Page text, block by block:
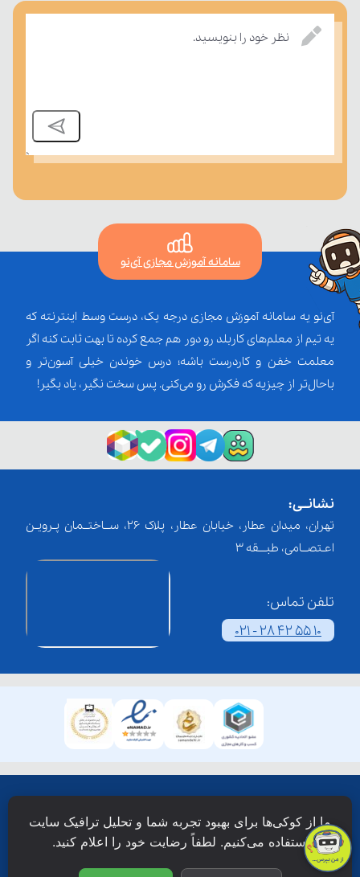
نظر خود را بنویسید.
سامانه آموزش مجازی آی‌نو
آی‌نو یه سامانه آموزش مجازی درجه یک، درست وسط اینترنته که
یه تیم از معلم‌‌های کاربلد رو دور هم جمع کرده تا بهت ثابت کنه اگر
معلمت خفن و کاردرست باشه؛ درس خوندن خیلی آسون‌تر و
باحال‌تر از چیزیه که فکرش رو می‌کنی. پس سخت نگیر، یاد بگیر!
نشانــی:
تهران، میدان عطار، خیابان عطار، پلاک 26، ســاختــمان پـرویـن
اعـتصــامی، طبـــقه 3
تلفن تماس:
021 - 28 42 55 10
دانش نویان محفوظ است.
ما از کوکی‌ها برای بهبود تجربه شما و تحلیل ترافیک سایت
استفاده می‌کنیم. لطفاً رضایت خود را اعلام کنید.